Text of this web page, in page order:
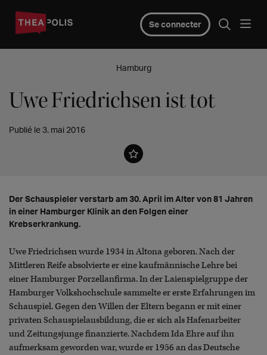
Se connecter
Hamburg
Uwe Friedrichsen ist tot
Publié le 3. mai 2016
Der Schauspieler verstarb am 30. April im Alter von 81 Jahren
in einer Hamburger Klinik an den Folgen einer
Krebserkrankung.
Uwe Friedrichsen wurde 1934 in Altona geboren. Nach der
Mittleren Reife absolvierte er eine kaufmännische Lehre bei
einer Hamburger Porzellanfirma. In der Laienspielgruppe der
Hamburger Volkshochschule sammelte er erste Erfahrungen im
Schauspiel. Gegen den Willen der Eltern begann er mit einer
privaten Schauspielausbildung, die er sich als Hafenarbeiter
und Zeitungsjunge finanzierte. Nachdem Ida Ehre auf ihn
aufmerksam geworden war, wurde er 1956 an das Deutsche